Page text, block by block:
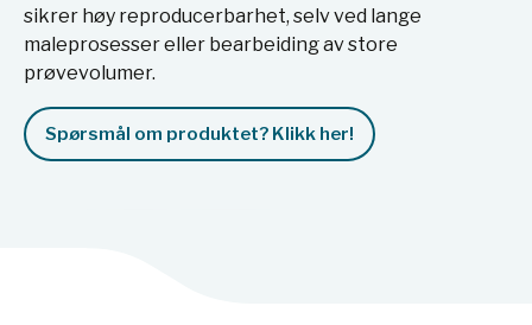
sikrer høy reproducerbarhet, selv ved lange
maleprosesser eller bearbeiding av store
prøvevolumer.
Spørsmål om produktet? Klikk her!